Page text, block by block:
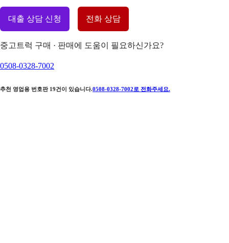
대출 상담 신청 전화 상담
중고트럭 구매 · 판매에 도움이 필요하신가요?
0508-0328-7002
추천 영업용 번호판 19건이 있습니다.0508-0328-7002 로 전화주세요.